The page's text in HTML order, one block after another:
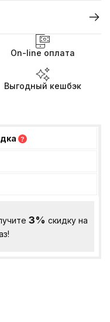
On-line оплата
Выгодный кешбэк
?
3% скидку на